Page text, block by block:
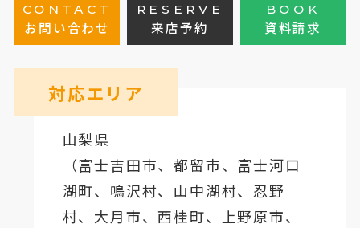
CONTACT
お問い合わせ
RESERVE
来店予約
BOOK
資料請求
対応エリア
山梨県
（富士吉田市、都留市、 富士河口
湖町、鳴沢村、山中湖村、忍野
村、 大月市、西桂町、上野原市、